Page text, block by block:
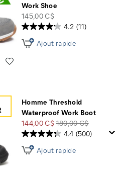
Work Shoe
price
145,00 C$
4.2 (11)
Ajout rapide
Homme Threshold
Waterproof Work Boot
Prix
soldé
144,00 C$Prix
de
180,00 C$
4.4 (500)
Ajout rapide